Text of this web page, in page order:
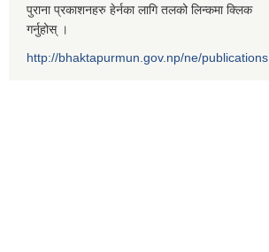
पुराना प्रकाशनहरु हेर्नका लागि तलको लिन्कमा क्लिक
गर्नुहोस् ।
http://bhaktapurmun.gov.np/ne/publications